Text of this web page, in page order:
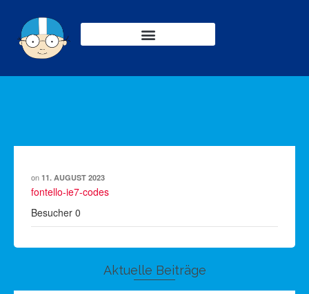
on 11. AUGUST 2023
fontello-ie7-codes
Besucher 0
Aktuelle Beiträge